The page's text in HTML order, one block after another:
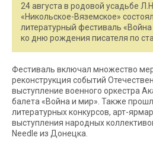
24 августа в родовой усадьбе
«Никольское-Вяземское»
литературный фестиваль
ко дню рождения писателя по
Фестиваль включал множество
реконструкция событий
выступление военного оркестра
балета «Война и мир». Также
литературных конкурсов, арт-
выступления народных
Needle из Донецка.